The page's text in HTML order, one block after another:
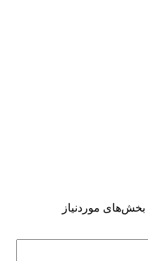
بخش‌های موردنیاز